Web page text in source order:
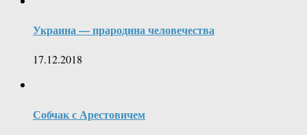
Украина — прародина человечества
17.12.2018
Собчак с Арестовичем